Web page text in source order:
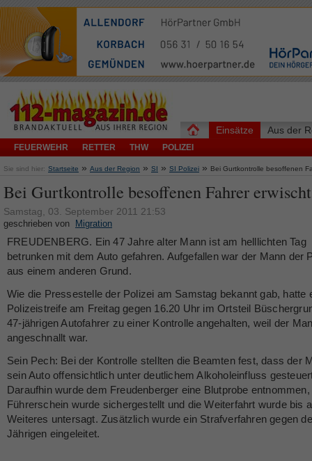
Einsätze
FEUERWEHR RETTER THW POLIZEI
Aus der
Sie sind hier: Startseite » Aus der Region » SI » SI Polizei » Bei Gurtkontrolle besoffenen
Bei Gurtkontrolle besoffenen Fahrer erwischt
Samstag, 03. September 2011 21:53
geschrieben von Migration
FREUDENBERG. Ein 47 Jahre alter Mann ist am helllichten Tag
betrunken mit dem Auto gefahren. Aufgefallen war der Mann der
aus einem anderen Grund.
Wie die Pressestelle der Polizei am Samstag bekannt gab, hatte
Polizeistreife am Freitag gegen 16.20 Uhr im Ortsteil
47-jährigen Autofahrer zu einer Kontrolle angehalten, weil der
angeschnallt war.
Sein Pech: Bei der Kontrolle stellten die Beamten fest, dass der
sein Auto offensichtlich unter deutlichem Alkoholeinfluss
Daraufhin wurde dem Freudenberger eine Blutprobe
Führerschein wurde sichergestellt und die Weiterfahrt wurde bis
Weiteres untersagt. Zusätzlich wurde ein Strafverfahren gegen
Jährigen eingeleitet.